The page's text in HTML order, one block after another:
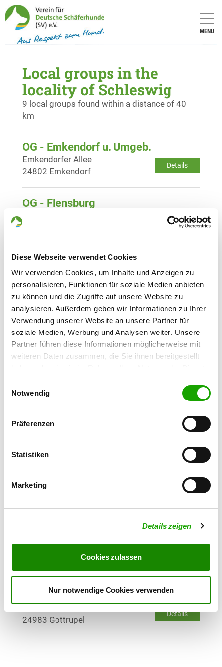
Diese Webseite verwendet Cookies
Wir verwenden Cookies, um Inhalte und Anzeigen zu
personalisieren, Funktionen für soziale Medien anbieten
zu können und die Zugriffe auf unsere Website zu
analysieren. Außerdem geben wir Informationen zu Ihrer
Verwendung unserer Website an unsere Partner für
soziale Medien, Werbung und Analysen weiter. Unsere
Partner führen diese Informationen möglicherweise mit
weiteren Daten zusammen, die Sie ihnen bereitgestellt
haben oder die sie im Rahmen Ihrer Nutzung der Dienste
Cookies, wenn Sie unsere Webseite weiterhin nutzen.
Notwendig
Präferenzen
Statistiken
Marketing
Details zeigen
Cookies zulassen
Nur notwendige Cookies verwenden
MENU
Local groups in the
locality of Schleswig
9 local groups found within a distance of 40
km
OG - Emkendorf u. Umgeb.
Details
Emkendorfer Allee
24802 Emkendorf
OG - Flensburg
Details
OG - Husum-Nordfriesland
Details
Bredstedter Straße / Ecke Lund
25813 Husum
OG - Kappeln/Schlei
Details
Nordstrasse
24376 Kappeln/Schlei
OG - Pahlen
Details
25794 Pahlen
OG - Rendsburg
Details
24768 Rendsburg
OG - Schleswig u. Umgebung e.V.
24837 Schleswig
OG - Handewitt
Details
Lecker Chausee
24983 Gottrupel